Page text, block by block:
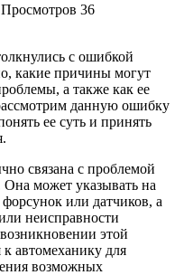
Просмотров 36
с ошибкой
какие причины могут
а также как ее
данную ошибку
ее суть и принять
связана с проблемой
может указывать на
или датчиков, а
неисправности
этой
автомеханику для
возможных